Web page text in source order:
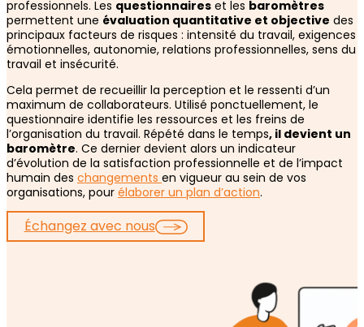
professionnels. Les questionnaires et les baromètres
permettent une évaluation quantitative et objective des
principaux facteurs de risques : intensité du travail, exigences
émotionnelles, autonomie, relations professionnelles, sens du
travail et insécurité.
Cela permet de recueillir la perception et le ressenti d’un
maximum de collaborateurs. Utilisé ponctuellement, le
questionnaire identifie les ressources et les freins de
l’organisation du travail. Répété dans le temps, il devient un
baromètre. Ce dernier devient alors un indicateur
d’évolution de la satisfaction professionnelle et de l’impact
humain des changements en vigueur au sein de vos
organisations, pour élaborer un plan d’action.
Échangez avec nous